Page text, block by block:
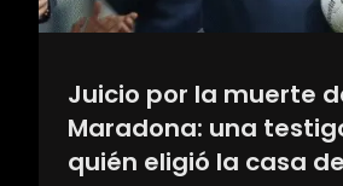
Juicio por la muerte
Maradona: una
quién eligió la casa